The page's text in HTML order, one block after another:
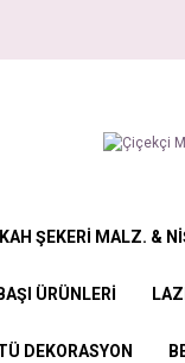
ŞEKERİ MALZ. &
ÜRÜNLERİ
DEKORASYON